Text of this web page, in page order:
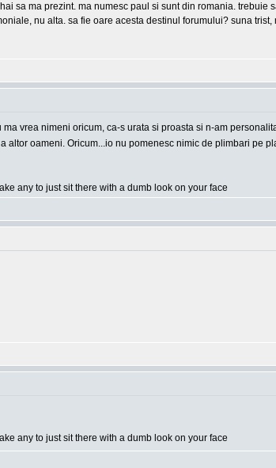
sa ma prezint. ma numesc paul si sunt din romania.
nu alta. sa fie oare acesta destinul forumului? suna
vrea nimeni oricum, ca-s urata si proasta si n-am
oameni. Oricum...io nu pomenesc nimic de plimbari pe
any to just sit there with a dumb look on your face
any to just sit there with a dumb look on your face